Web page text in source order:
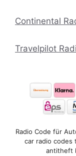
Continental
Travelpilot
Radio Code für
car radio codes
antitheft